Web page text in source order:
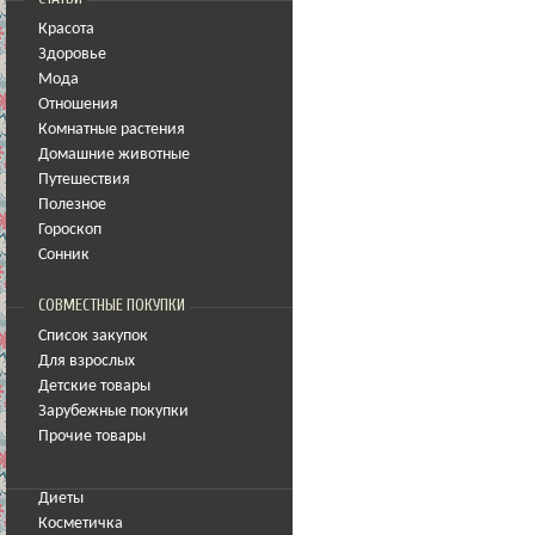
Красота
Здоровье
Мода
Отношения
Комнатные растения
Домашние животные
Путешествия
Полезное
Гороскоп
Сонник
СОВМЕСТНЫЕ ПОКУПКИ
Список закупок
Для взрослых
Детские товары
Зарубежные покупки
Прочие товары
Диеты
Косметичка